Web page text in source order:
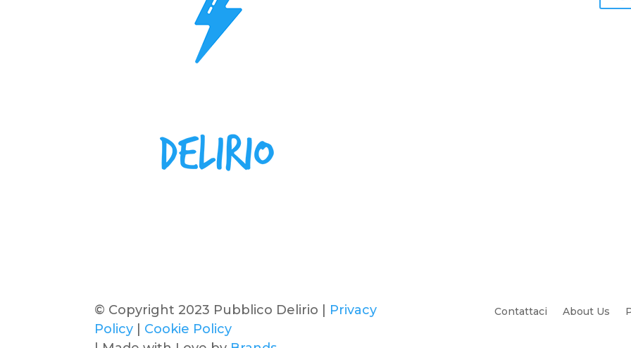
© Copyright 2023 Pubblico Delirio | Privacy
Policy | Cookie Policy
Contattaci About Us